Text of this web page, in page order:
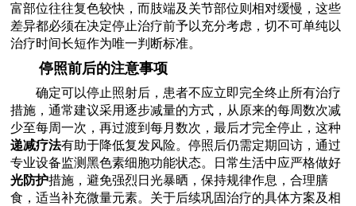
富部位往往复色较快，而肢端及关节部位则相对缓慢，这些
差异都必须在决定停止治疗前予以充分考虑，切不可单纯以
治疗时间长短作为唯一判断标准。
停照前后的注意事项
确定可以停止照射后，患者不应立即完全终止所有治疗
措施，通常建议采用逐步减量的方式，从原来的每周数次减
少至每周一次，再过渡到每月数次，最后才完全停止，这种
递减疗法有助于降低复发风险。停照后仍需定期回访，通过
专业设备监测黑色素细胞功能状态。日常生活中应严格做好
光防护措施，避免强烈日光暴晒，保持规律作息，合理膳
食，适当补充微量元素。关于后续巩固治疗的具体方案及相